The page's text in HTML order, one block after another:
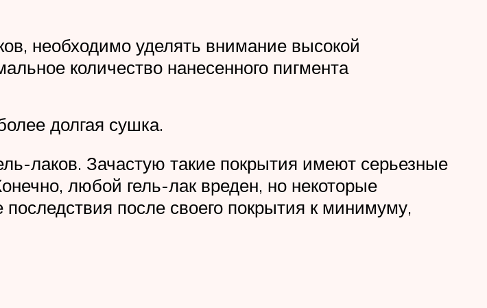
необходимо уделять внимание высокой
количество нанесенного пигмента
долгая сушка.
лаков. Зачастую такие покрытия имеют серьезные
любой гель-лак вреден, но некоторые
после своего покрытия к минимуму,